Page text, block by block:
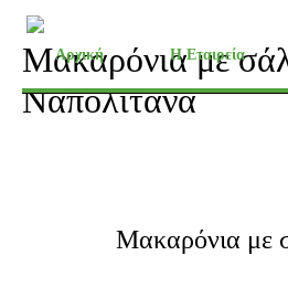
Αρχική Η Εταιρεία
Μακαρόνια με
Ναπολιτάνα
Μακαρόνια με